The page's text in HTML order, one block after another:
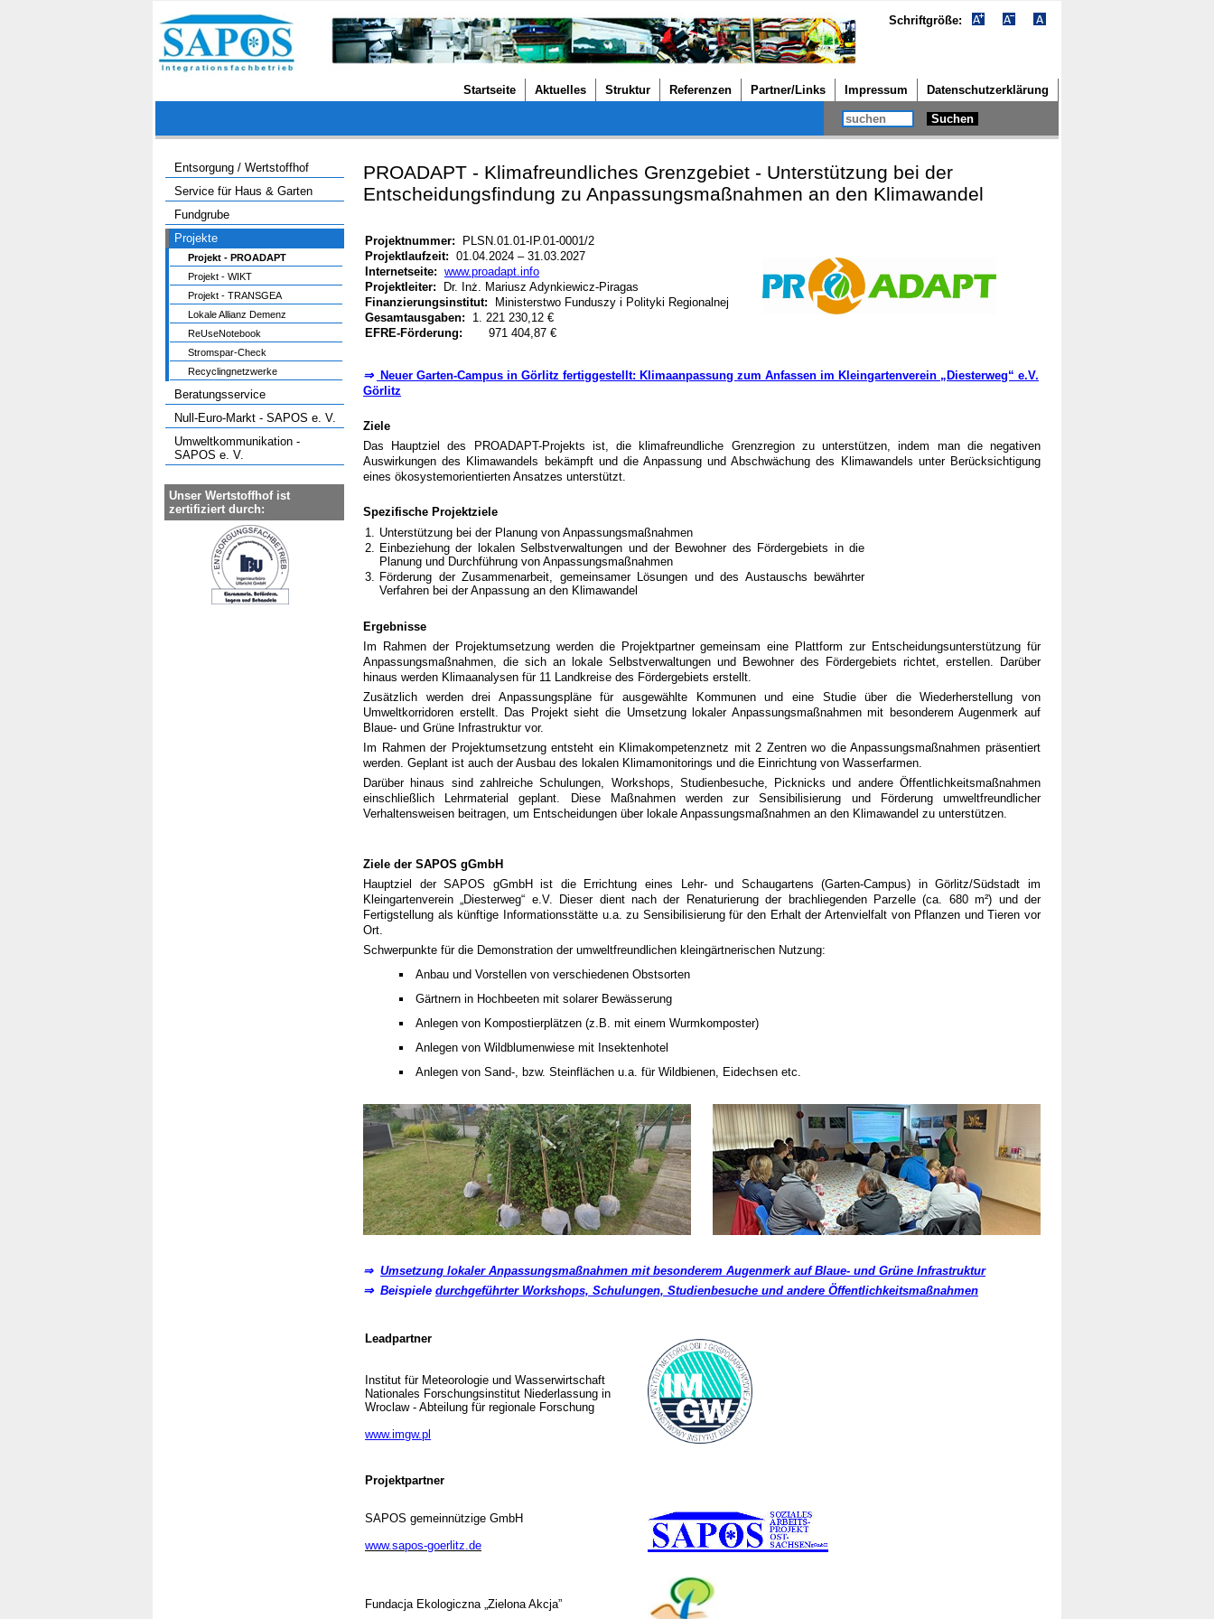
Schriftgröße:
Startseite Aktuelles Struktur Referenzen Partner/Links Impressum Datenschutzerklärung
Suchen
Entsorgung / Wertstoffhof
Service für Haus & Garten
Fundgrube
Projekte
Projekt - PROADAPT
Projekt - WIKT
Projekt - TRANSGEA
Lokale Allianz Demenz
ReUseNotebook
Stromspar-Check
Recyclingnetzwerke
Beratungsservice
Null-Euro-Markt - SAPOS e. V.
Umweltkommunikation -
SAPOS e. V.
Unser Wertstoffhof ist
zertifiziert durch:
PROADAPT - Klimafreundliches Grenzgebiet - Unterstützung bei der
Entscheidungsfindung zu Anpassungsmaßnahmen an den Klimawandel
Projektnummer: PLSN.01.01-IP.01-0001/2
Projektlaufzeit: 01.04.2024 – 31.03.2027
Internetseite: www.proadapt.info
Projektleiter: Dr. Inż. Mariusz Adynkiewicz-Piragas
Finanzierungsinstitut: Ministerstwo Funduszy i Polityki Regionalnej
Gesamtausgaben: 1. 221 230,12 €
EFRE-Förderung:
971 404,87 €
⇒ Neuer Garten-Campus in Görlitz fertiggestellt: Klimaanpassung zum Anfassen im Kleingartenverein „Diesterweg“ e.V.
Görlitz
Ziele
Das Hauptziel des PROADAPT-Projekts ist, die klimafreundliche Grenzregion zu unterstützen, indem man die negativen
Auswirkungen des Klimawandels bekämpft und die Anpassung und Abschwächung des Klimawandels unter Berücksichtigung
eines ökosystemorientierten Ansatzes unterstützt.
Spezifische Projektziele
1. Unterstützung bei der Planung von Anpassungsmaßnahmen
2. Einbeziehung der lokalen Selbstverwaltungen und der Bewohner des Fördergebiets in die
Planung und Durchführung von Anpassungsmaßnahmen
3. Förderung der Zusammenarbeit, gemeinsamer Lösungen und des Austauschs bewährter
Verfahren bei der Anpassung an den Klimawandel
Ergebnisse
Im Rahmen der Projektumsetzung werden die Projektpartner gemeinsam eine Plattform zur Entscheidungsunterstützung für
Anpassungsmaßnahmen, die sich an lokale Selbstverwaltungen und Bewohner des Fördergebiets richtet, erstellen. Darüber
hinaus werden Klimaanalysen für 11 Landkreise des Fördergebiets erstellt.
Zusätzlich werden drei Anpassungspläne für ausgewählte Kommunen und eine Studie über die Wiederherstellung von
Umweltkorridoren erstellt. Das Projekt sieht die Umsetzung lokaler Anpassungsmaßnahmen mit besonderem Augenmerk auf
Blaue- und Grüne Infrastruktur vor.
Im Rahmen der Projektumsetzung entsteht ein Klimakompetenznetz mit 2 Zentren wo die Anpassungsmaßnahmen präsentiert
werden. Geplant ist auch der Ausbau des lokalen Klimamonitorings und die Einrichtung von Wasserfarmen.
Darüber hinaus sind zahlreiche Schulungen, Workshops, Studienbesuche, Picknicks und andere Öffentlichkeitsmaßnahmen
einschließlich Lehrmaterial geplant. Diese Maßnahmen werden zur Sensibilisierung und Förderung umweltfreundlicher
Verhaltensweisen beitragen, um Entscheidungen über lokale Anpassungsmaßnahmen an den Klimawandel zu unterstützen.
Ziele der SAPOS gGmbH
Hauptziel der SAPOS gGmbH ist die Errichtung eines Lehr- und Schaugartens (Garten-Campus) in Görlitz/Südstadt im
Kleingartenverein „Diesterweg“ e.V. Dieser dient nach der Renaturierung der brachliegenden Parzelle (ca. 680 m²) und der
Fertigstellung als künftige Informationsstätte u.a. zu Sensibilisierung für den Erhalt der Artenvielfalt von Pflanzen und Tieren vor
Ort.
Schwerpunkte für die Demonstration der umweltfreundlichen kleingärtnerischen Nutzung:
Anbau und Vorstellen von verschiedenen Obstsorten
Gärtnern in Hochbeeten mit solarer Bewässerung
Anlegen von Kompostierplätzen (z.B. mit einem Wurmkomposter)
Anlegen von Wildblumenwiese mit Insektenhotel
Anlegen von Sand-, bzw. Steinflächen u.a. für Wildbienen, Eidechsen etc.
⇒ Umsetzung lokaler Anpassungsmaßnahmen mit besonderem Augenmerk auf Blaue- und Grüne Infrastruktur
⇒ Beispiele durchgeführter Workshops, Schulungen, Studienbesuche und andere Öffentlichkeitsmaßnahmen
Leadpartner
Institut für Meteorologie und Wasserwirtschaft
Nationales Forschungsinstitut Niederlassung in
Wroclaw - Abteilung für regionale Forschung
www.imgw.pl
Projektpartner
SAPOS gemeinnützige GmbH
www.sapos-goerlitz.de
Fundacja Ekologiczna „Zielona Akcja”